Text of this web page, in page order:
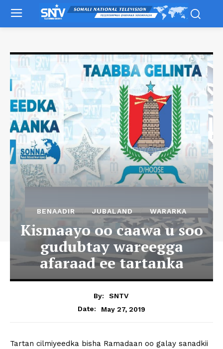
BENAADIR JUBALAND WARARKA
Kismaayo oo caawa u soo
gudubtay wareegga
afaraad ee tartanka
By:
SNTV
Date:
May 27, 2019
Tartan cilmiyeedka bisha Ramadaan oo galay sanadkii